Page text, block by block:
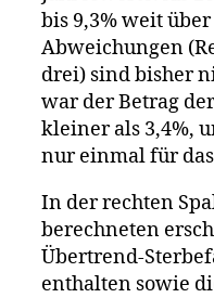
bis 9,3% weit
Abweichungen
drei) sind bisher
war der Betrag
kleiner als 3,4%,
nur einmal für das
In der rechten
berechneten
Übertrend-
enthalten sowie